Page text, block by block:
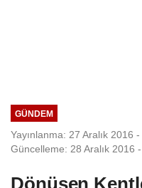
GÜNDEM
Yayınlanma: 27 Aralık 2016
Güncelleme: 28 Aralık 2016
Dönüşen